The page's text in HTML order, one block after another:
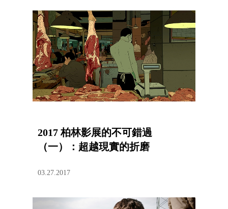
2017 柏林影展的不可錯過
（一）：超越現實的折磨
03.27.2017